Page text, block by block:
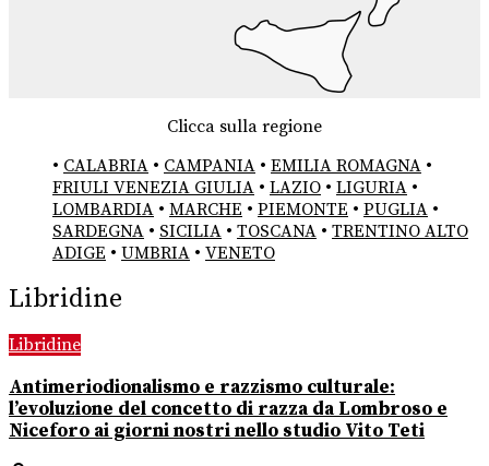
Clicca sulla regione
• CALABRIA • CAMPANIA • EMILIA ROMAGNA •
FRIULI VENEZIA GIULIA • LAZIO • LIGURIA •
LOMBARDIA • MARCHE • PIEMONTE • PUGLIA •
SARDEGNA • SICILIA • TOSCANA • TRENTINO ALTO
ADIGE • UMBRIA • VENETO
Libridine
Libridine
Antimeriodionalismo e razzismo culturale:
l’evoluzione del concetto di razza da Lombroso e
Niceforo ai giorni nostri nello studio Vito Teti